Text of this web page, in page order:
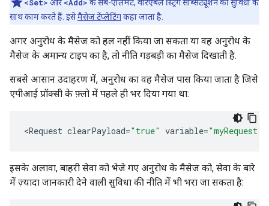
<Set> और <Add> के सब-एलिमेंट, वैरिएबल स्ट्रिंग सब्सिट्यूशन की सुविधा के
साथ काम करते हैं. इसेमैसेज टेंप्लेटिंगकहा जाता है.
अगर अनुरोध के मैसेज को हल नहीं किया जा सकता या वह अनुरोध के
मैसेज के अमान्य टाइप का है, तो नीति गड़बड़ी का मैसेज दिखाती है.
सबसे आसान उदाहरण में, अनुरोध का वह मैसेज पास किया जाता है जिसे
एपीआई प्रॉक्सी के फ़्लो में पहले ही भर दिया गया था:
<Request clearPayload="true" variable="myRequest"
इसके अलावा, बाहरी सेवा को भेजे गए अनुरोध के मैसेज को, सेवा के बारे
में ज़्यादा जानकारी देने वाली सुविधा की नीति में भी भरा जा सकता है: